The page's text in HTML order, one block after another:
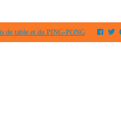
de table et du PING-PONG